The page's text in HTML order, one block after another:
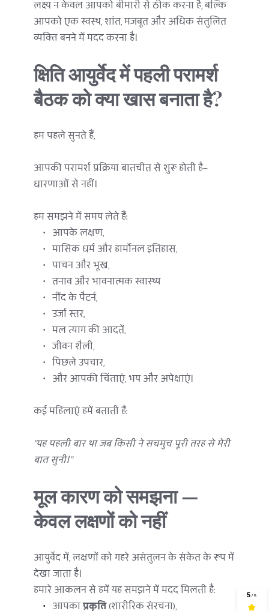
लक्ष्य न केवल आपको बीमारी से ठीक करना है, बल्कि
आपको एक स्वस्थ, शांत, मजबूत और अधिक संतुलित
व्यक्ति बनने में मदद करना है।
क्षिति आयुर्वेद में पहली परामर्श
बैठक को क्या खास बनाता है?
हम पहले सुनते हैं,
आपकी परामर्श प्रक्रिया बातचीत से शुरू होती है—
धारणाओं से नहीं।
हम समझने में समय लेते हैं:
आपके लक्षण,
मासिक धर्म और हार्मोनल इतिहास,
पाचन और भूख,
तनाव और भावनात्मक स्वास्थ्य
नींद के पैटर्न,
उर्जा स्तर,
मल त्याग की आदतें,
जीवन शैली,
पिछले उपचार,
और आपकी चिंताएं, भय और अपेक्षाएं।
कई महिलाएं हमें बताती हैं:
"यह पहली बार था जब किसी ने सचमुच पूरी तरह से मेरी
बात सुनी।"
मूल कारण को समझना —
केवल लक्षणों को नहीं
आयुर्वेद में, लक्षणों को गहरे असंतुलन के संकेत के रूप में
देखा जाता है।
हमारे आकलन से हमें यह समझने में मदद मिलती है:
आपका प्रकृति (शारीरिक संरचना),